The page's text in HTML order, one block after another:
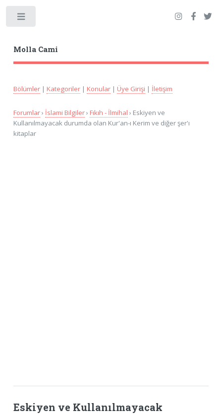
Molla Cami
Bölümler| Kategoriler| Konular| Üye Girişi | İletişim
Forumlar› İslami Bilgiler› Fıkıh - İlmihal › Eskiyen ve
Kullanılmayacak durumda olan Kur'an-ı Kerim ve diğer şer'ı
kitaplar
Eskiyen ve Kullanılmayacak